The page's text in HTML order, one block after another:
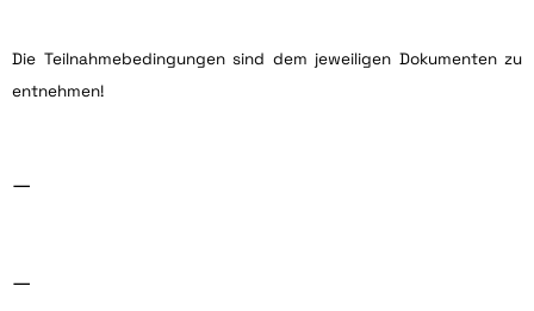
Die Teilnahmebedingungen sind dem jeweiligen Dokumenten zu
entnehmen!
—
—